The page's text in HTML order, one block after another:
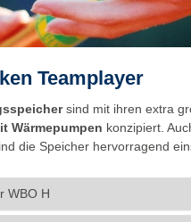
Teamplayer
sind mit ihren extra
Wärmepumpen konzipiert.
die Speicher hervorragend
WBO H